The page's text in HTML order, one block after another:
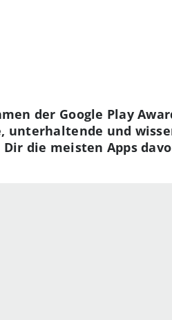
der Google Play
unterhaltende und
die meisten Apps